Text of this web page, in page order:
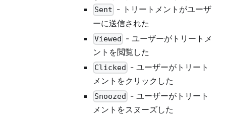
Sent - トリートメントがユーザ
ーに送信された
Viewed - ユーザーがトリートメ
ントを閲覧した
Clicked - ユーザーがトリート
メントをクリックした
Snoozed - ユーザーがトリート
メントをスヌーズした